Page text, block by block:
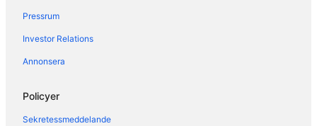
Spirit Hotel Benalmádena Beach
Benalmádena Palace - Hotel SPA & Apartments
Pressrum
Investor Relations
Annonsera
Policyer
Sekretessmeddelande